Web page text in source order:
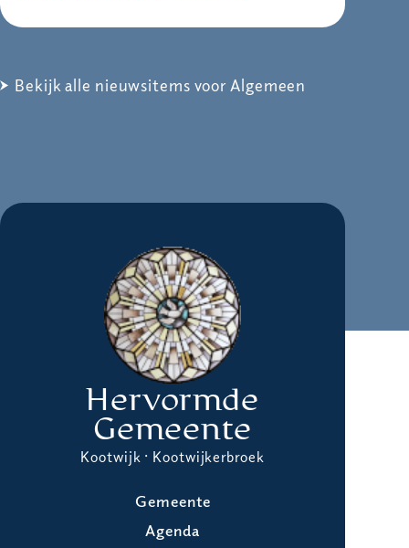
Bekijk alle nieuwsitems voor Algemeen
Hervormde
Gemeente
Kootwijk · Kootwijkerbroek
Gemeente
Agenda